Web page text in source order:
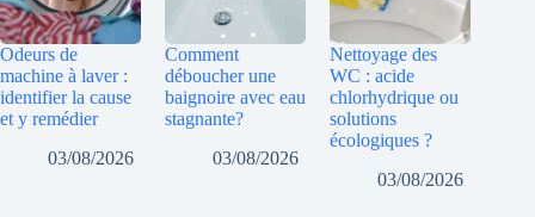
Odeurs de
machine à laver :
identifier la cause
et y remédier
03/08/2026
Comment
déboucher une
baignoire avec eau
stagnante?
03/08/2026
Nettoyage des
WC : acide
chlorhydrique ou
solutions
écologiques ?
03/08/2026